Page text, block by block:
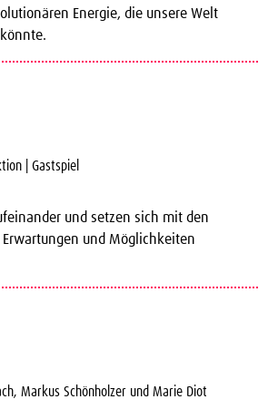
Energie, die unsere Welt
| Gastspiel
und setzen sich mit den
und Möglichkeiten
Markus Schönholzer und Marie Diot